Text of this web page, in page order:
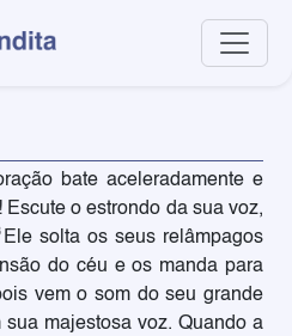
bate aceleradamente e
Escute o estrondo da sua voz,
Ele solta os seus relâmpagos
do céu e os manda para
vem o som do seu grande
majestosa voz. Quando a